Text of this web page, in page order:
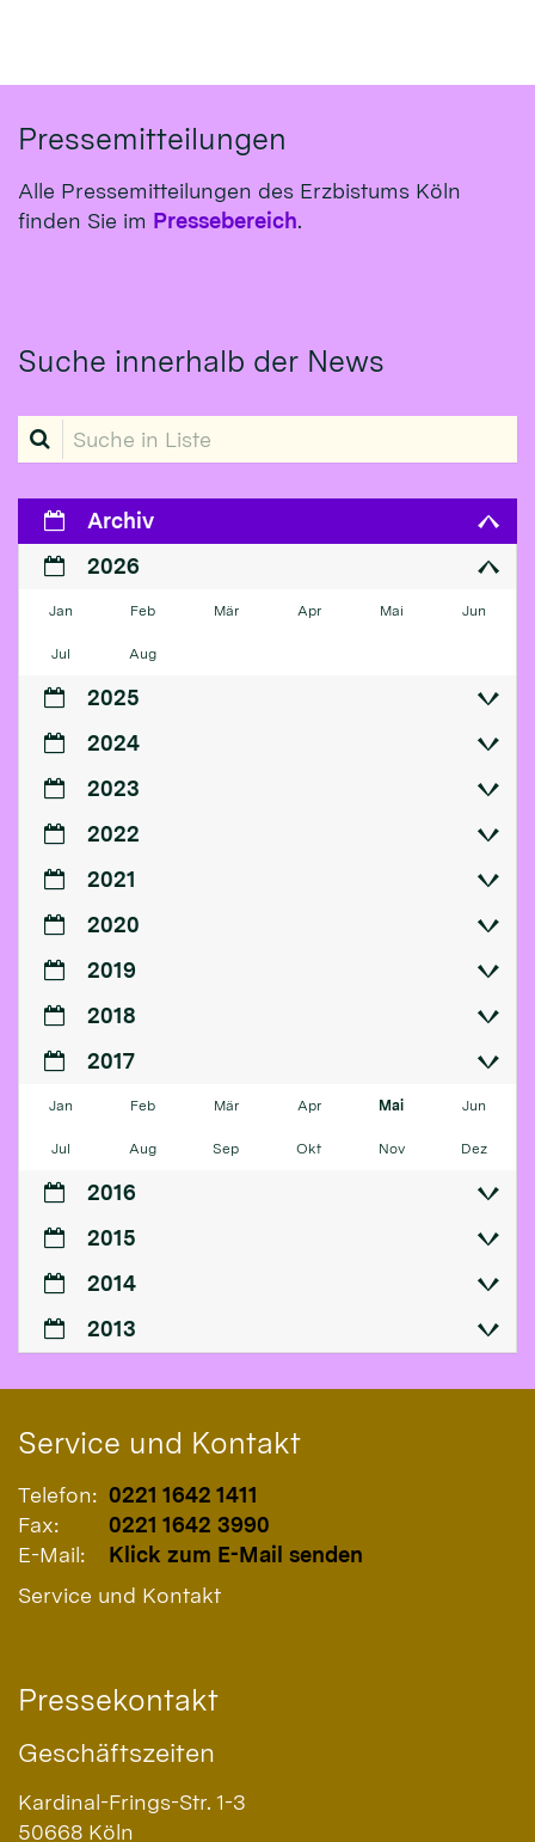
Pressemitteilungen
Alle Pressemitteilungen des Erzbistums Köln
finden Sie im Pressebereich.
Suche innerhalb der News
Suche in Liste
Archiv
2026
Jan Feb Mär Apr Mai Jun
Jul Aug
2025
2024
2023
2022
2021
2020
2019
2018
2017
Jan Feb Mär Apr Mai Jun
Jul Aug Sep Okt Nov Dez
2016
2015
2014
2013
Service und Kontakt
Telefon: 0221 1642 1411
Fax:
0221 1642 3990
E-Mail:
Klick zum E-Mail senden
Service und Kontakt
Pressekontakt
Geschäftszeiten
Kardinal-Frings-Str. 1-3
50668 Köln